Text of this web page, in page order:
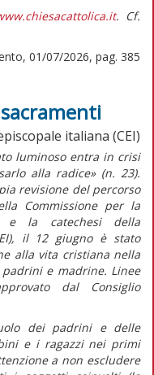
. Cf.
01/07/2026, pag. 385
italiana (CEI)
luminoso entra in crisi
alla radice» (n. 23).
revisione del percorso
Commissione per la
e la catechesi della
il 12 giugno è stato
alla vita cristiana nella
e madrine. Linee
dal Consiglio
dei padrini e delle
e i ragazzi nei primi
a non escludere